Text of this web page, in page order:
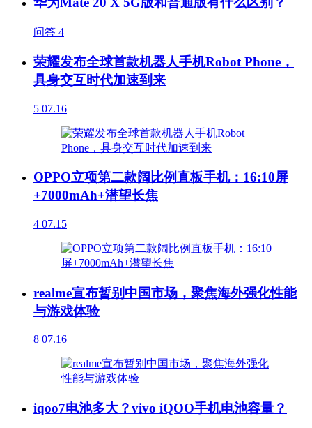
问答 4
荣耀发布全球首款机器人手机Robot Phone，
具身交互时代加速到来
5 07.16
OPPO立项第二款阔比例直板手机：16:10屏
+7000mAh+潜望长焦
4 07.15
realme宣布暂别中国市场，聚焦海外强化性能
与游戏体验
8 07.16
iqoo7电池多大？vivo iQOO手机电池容量？